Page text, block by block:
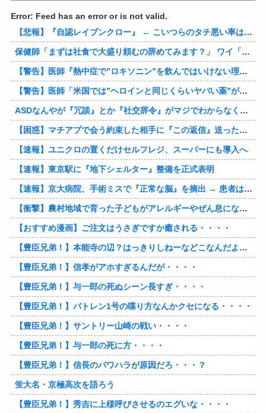
Error: Feed has an error or is not valid.
【悲報】『自認レイブンクロー』 ← こいつらのタチ悪い率は異常
保健師「まずは社食で大盛り頼むの辞めてみます？」 ワイ「…食っちゃいけないものを売ってるのか？」
【警告】医師『熱中症で”ロキソニン”を飲んではいけない理由がこれ』
【警告】医師「米国では”ヘロインと同じくらいヤバい薬”が日本では平気で処方されてる」
ASDなんやが『冗談』とか『社交辞令』がマジでわからなくて怖い
【困惑】マチアプで会う約束した相手に『この返信』送ったらブロックされたんやが…
【速報】ユニクロの置くだけセルフレジ、スーパーにも導入へ
【速報】東京駅に『地下シェルター』整備を正式表明
【速報】京大病院、手術ミスで『正常な脳』を摘出 → 患者は自発呼吸不可能な植物状態に
【衝撃】農村地域で育った子どもがアレルギーやぜん息になりにくい『農場効果』を引き起こす細菌が判明
【おすすめ漫画】ご注文はうさぎですか癒される・・・・
【豊臣兄弟！】本能寺の辺？はっきりしねーなどこなんだよ・・・・
【豊臣兄弟！】信孝がアホすぎるんだが・・・・
【豊臣兄弟！】与一郎の死ぬシーン長すぎ・・・・
【豊臣兄弟！】パトレン1号の喋り方なんかクセになる・・・・
【豊臣兄弟！】サントリー山崎の戦い・・・・
【豊臣兄弟！】与一郎の死に方・・・・
【豊臣兄弟！】信長のパワハラが原因だろ・・・？
蛍大名・京極高次を語ろう
【豊臣兄弟！】秀吉に上様呼びさせるのエグいな・・・・